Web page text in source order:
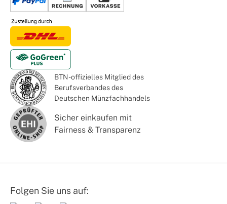
BTN - offizielles Mitglied des
Berufsverbandes des
Deutschen Münzfachhandels
Sicher einkaufen mit
Fairness & Transparenz
Folgen Sie uns auf: